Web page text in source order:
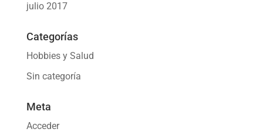
julio 2017
Categorías
Hobbies y Salud
Sin categoría
Meta
Acceder